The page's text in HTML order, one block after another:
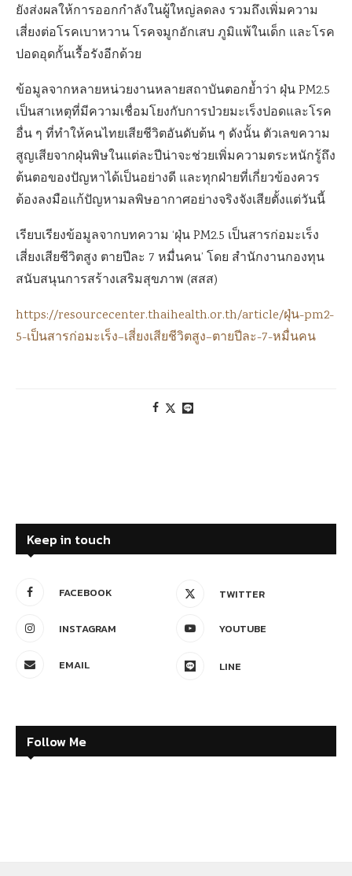
ยังส่งผลให้การออกกำลังในผู้ใหญ่ลดลง รวมถึงเพิ่มความ
เสี่ยงต่อโรคเบาหวาน โรคจมูกอักเสบ ภูมิแพ้ในเด็ก และโรค
ปอดอุดกั้นเรื้อรังอีกด้วย
ข้อมูลจากหลายหน่วยงานหลายสถาบันตอกย้ำว่า ฝุ่นPM2.5
เป็นสาเหตุที่มีความเชื่อมโยงกับการป่วยมะเร็งปอดและโรค
อื่น ๆ ที่ทำให้คนไทยเสียชีวิตอันดับต้น ๆ ดังนั้น ตัวเลขความ
สูญเสียจากฝุ่นพิษในแต่ละปีน่าจะช่วยเพิ่มความตระหนักรู้ถึง
ต้นตอของปัญหาได้เป็นอย่างดี และทุกฝ่ายที่เกี่ยวข้องควร
ต้องลงมือแก้ปัญหามลพิษอากาศอย่างจริงจังเสียตั้งแต่วันนี้
เรียบเรียงข้อมูลจากบทความ ‘ฝุ่นPM2.5 เป็นสารก่อมะเร็ง
เสี่ยงเสียชีวิตสูง ตายปีละ 7 หมื่นคน’ โดย สำนักงานกองทุน
สนับสนุนการสร้างเสริมสุขภาพ (สสส)
https://resourcecenter.thaihealth.or.th/article/ฝุ่น-pm2-
5-เป็นสารก่อมะเร็ง–เสี่ยงเสียชีวิตสูง–ตายปีละ-7-หมื่นคน
Keep in touch
FACEBOOK TWITTER
INSTAGRAM YOUTUBE
EMAIL LINE
Follow Me